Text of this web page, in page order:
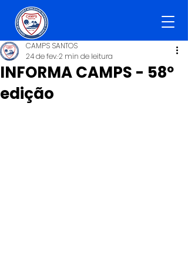
INFORMA CAMPS - 58º
edição
CAMPS SANTOS
24 de fev.2 min de leitura